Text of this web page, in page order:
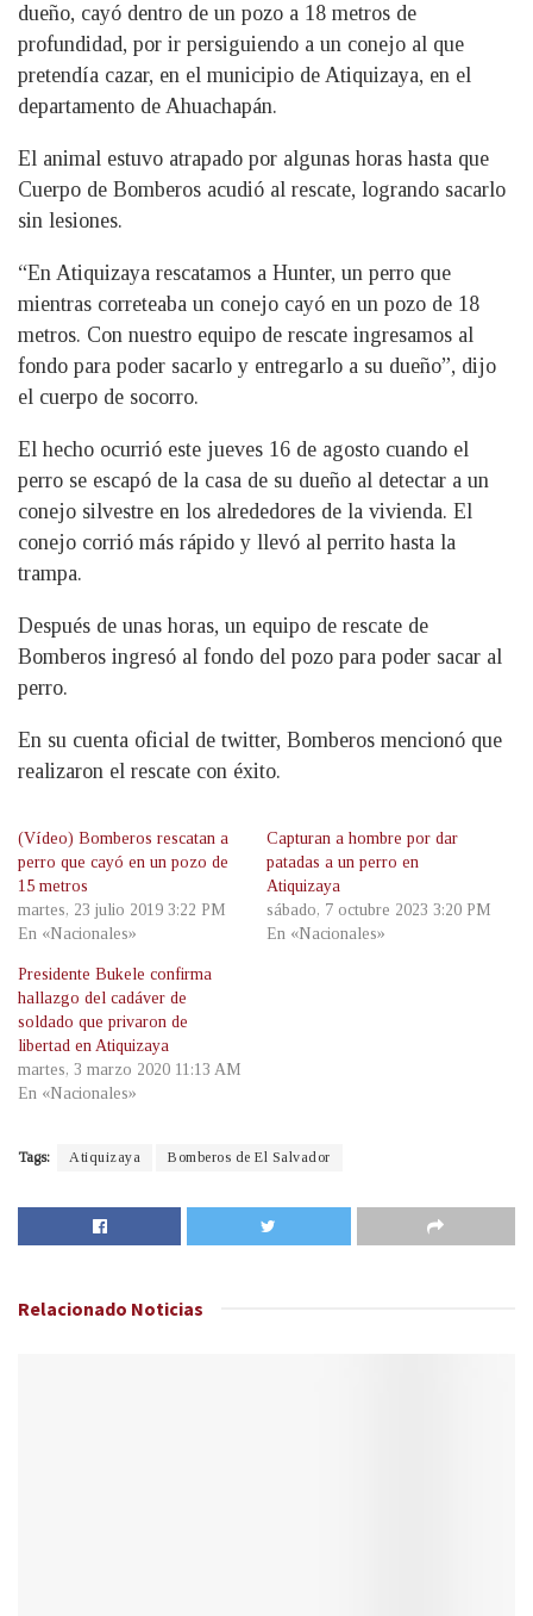
dueño, cayó dentro de un pozo a 18 metros de
profundidad, por ir persiguiendo a un conejo al que
pretendía cazar, en el municipio de Atiquizaya, en el
departamento de Ahuachapán.
El animal estuvo atrapado por algunas horas hasta que
Cuerpo de Bomberos acudió al rescate, logrando sacarlo
sin lesiones.
“En Atiquizaya rescatamos a Hunter, un perro que
mientras correteaba un conejo cayó en un pozo de 18
metros. Con nuestro equipo de rescate ingresamos al
fondo para poder sacarlo y entregarlo a su dueño”, dijo
el cuerpo de socorro.
El hecho ocurrió este jueves 16 de agosto cuando el
perro se escapó de la casa de su dueño al detectar a un
conejo silvestre en los alrededores de la vivienda. El
conejo corrió más rápido y llevó al perrito hasta la
trampa.
Después de unas horas, un equipo de rescate de
Bomberos ingresó al fondo del pozo para poder sacar al
perro.
En su cuenta oficial de twitter, Bomberos mencionó que
realizaron el rescate con éxito.
(Vídeo) Bomberos rescatan a
perro que cayó en un pozo de
15 metros
martes, 23 julio 2019 3:22 PM
En «Nacionales»
Capturan a hombre por dar
patadas a un perro en
Atiquizaya
sábado, 7 octubre 2023 3:20 PM
En «Nacionales»
Presidente Bukele confirma
hallazgo del cadáver de
soldado que privaron de
libertad en Atiquizaya
martes, 3 marzo 2020 11:13 AM
En «Nacionales»
Tags: Atiquizaya Bomberos de El Salvador
Relacionado Noticias